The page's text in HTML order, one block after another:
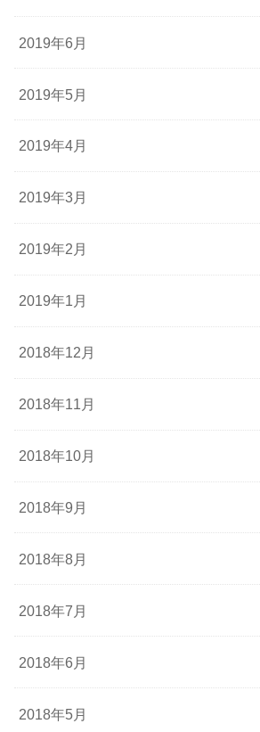
2019年6月
2019年5月
2019年4月
2019年3月
2019年2月
2019年1月
2018年12月
2018年11月
2018年10月
2018年9月
2018年8月
2018年7月
2018年6月
2018年5月